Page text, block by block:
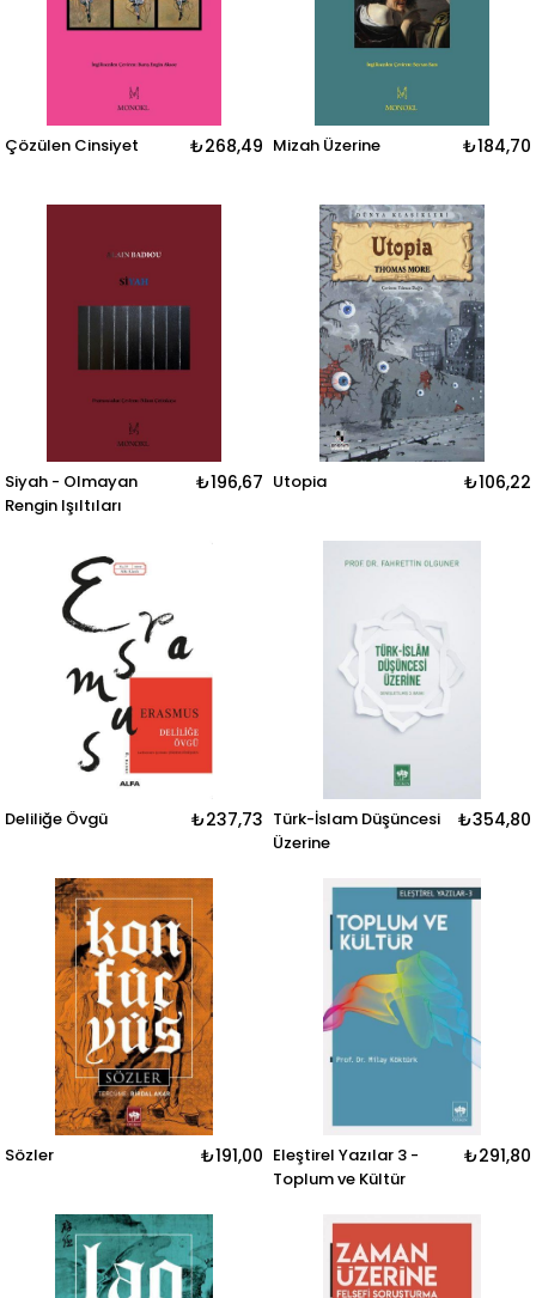
Çözülen Cinsiyet ₺268,49 Mizah Üzerine ₺184,70
Siyah - Olmayan
Rengin Işıltıları
₺196,67 Utopia ₺106,22
Deliliğe Övgü ₺237,73 Türk-İslam Düşüncesi
Üzerine
₺354,80
Sözler ₺191,00 Eleştirel Yazılar 3 -
Toplum ve Kültür
₺291,80